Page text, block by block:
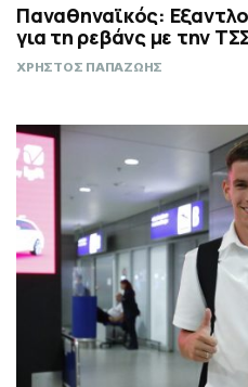
Παναθηναϊκός:
για τη ρεβάνς με την
ΧΡΗΣΤΟΣ ΠΑΠΑΖΩΗΣ